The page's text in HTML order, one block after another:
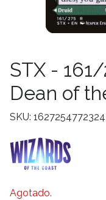
STX -
Dean of
SKU: 1627254772324
Agotado.